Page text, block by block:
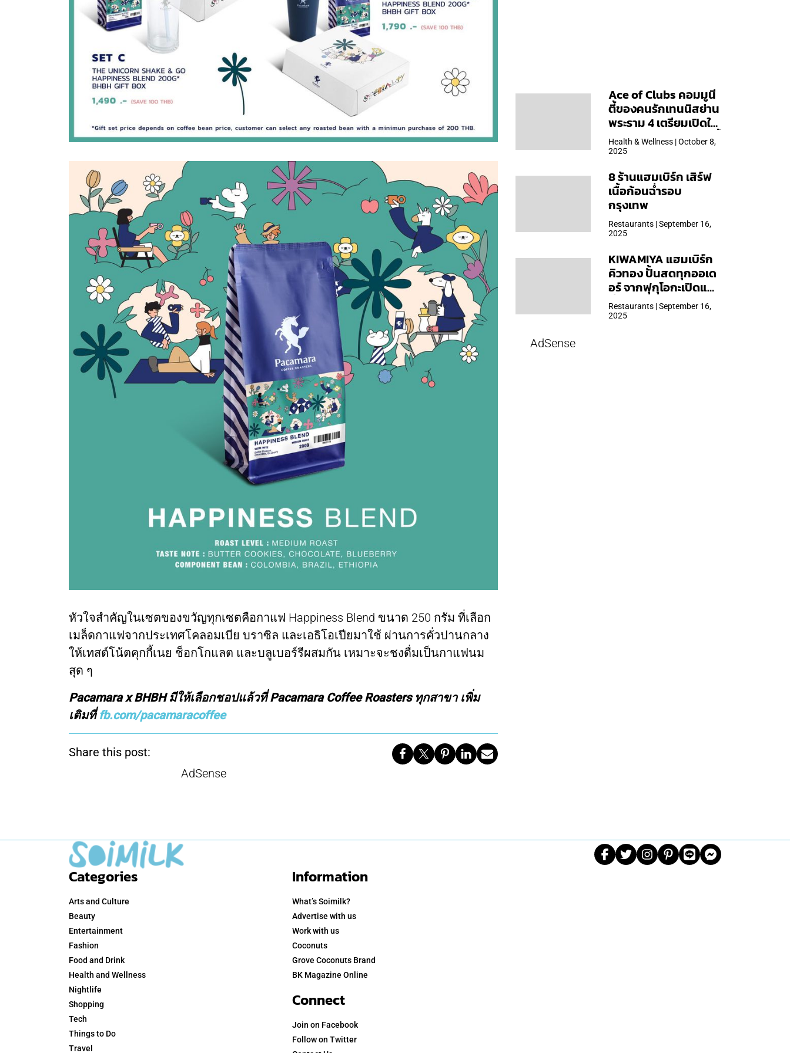
หัวใจสำคัญในเซตของขวัญทุกเซตคือกาแฟ Happiness Blend ขนาด 250 กรัม ที่เลือก
เมล็ดกาแฟจากประเทศโคลอมเบีย บราซิล และเอธิโอเปียมาใช้ ผ่านการคั่วปานกลาง
ให้เทสต์โน้ตคุกกี้เนย ช็อกโกแลต และบลูเบอร์รีผสมกัน เหมาะจะชงดื่มเป็นกาแฟนม
สุด ๆ
Pacamara x BHBH มีให้เลือกชอปแล้วที่ Pacamara Coffee Roasters ทุกสาขา เพิ่ม
เติมที่fb.com/pacamaracoffee
Share this post:
Ace of Clubs คอมมูนี
ตี้ของคนรักเทนนิสย่าน
พระราม 4 เตรียมเปิดให้
บริการวันแรก 19 ต.ค. นี้
Health & Wellness | October 8,
2025
8 ร้านแฮมเบิร์ก เสิร์ฟ
เนื้อก้อนฉ่ำรอบ
กรุงเทพ
Restaurants | September 16,
2025
KIWAMIYA แฮมเบิร์ก
คิวทอง ปั้นสดทุกออเด
อร์ จากฟุกุโอกะเปิดแล้ว
ที่ Central Park
Restaurants | September 16,
2025
AdSense
AdSense
Categories
Arts and Culture
Beauty
Entertainment
Fashion
Food and Drink
Health and Wellness
Nightlife
Shopping
Tech
Things to Do
Travel
Information
What’s Soimilk?
Advertise with us
Work with us
Coconuts
Grove Coconuts Brand
BK Magazine Online
Connect
Join on Facebook
Follow on Twitter